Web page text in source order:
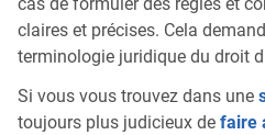
cas de formuler des règles et
claires et précises. Cela
terminologie juridique du droit
Si vous vous trouvez dans une
toujours plus judicieux de faire